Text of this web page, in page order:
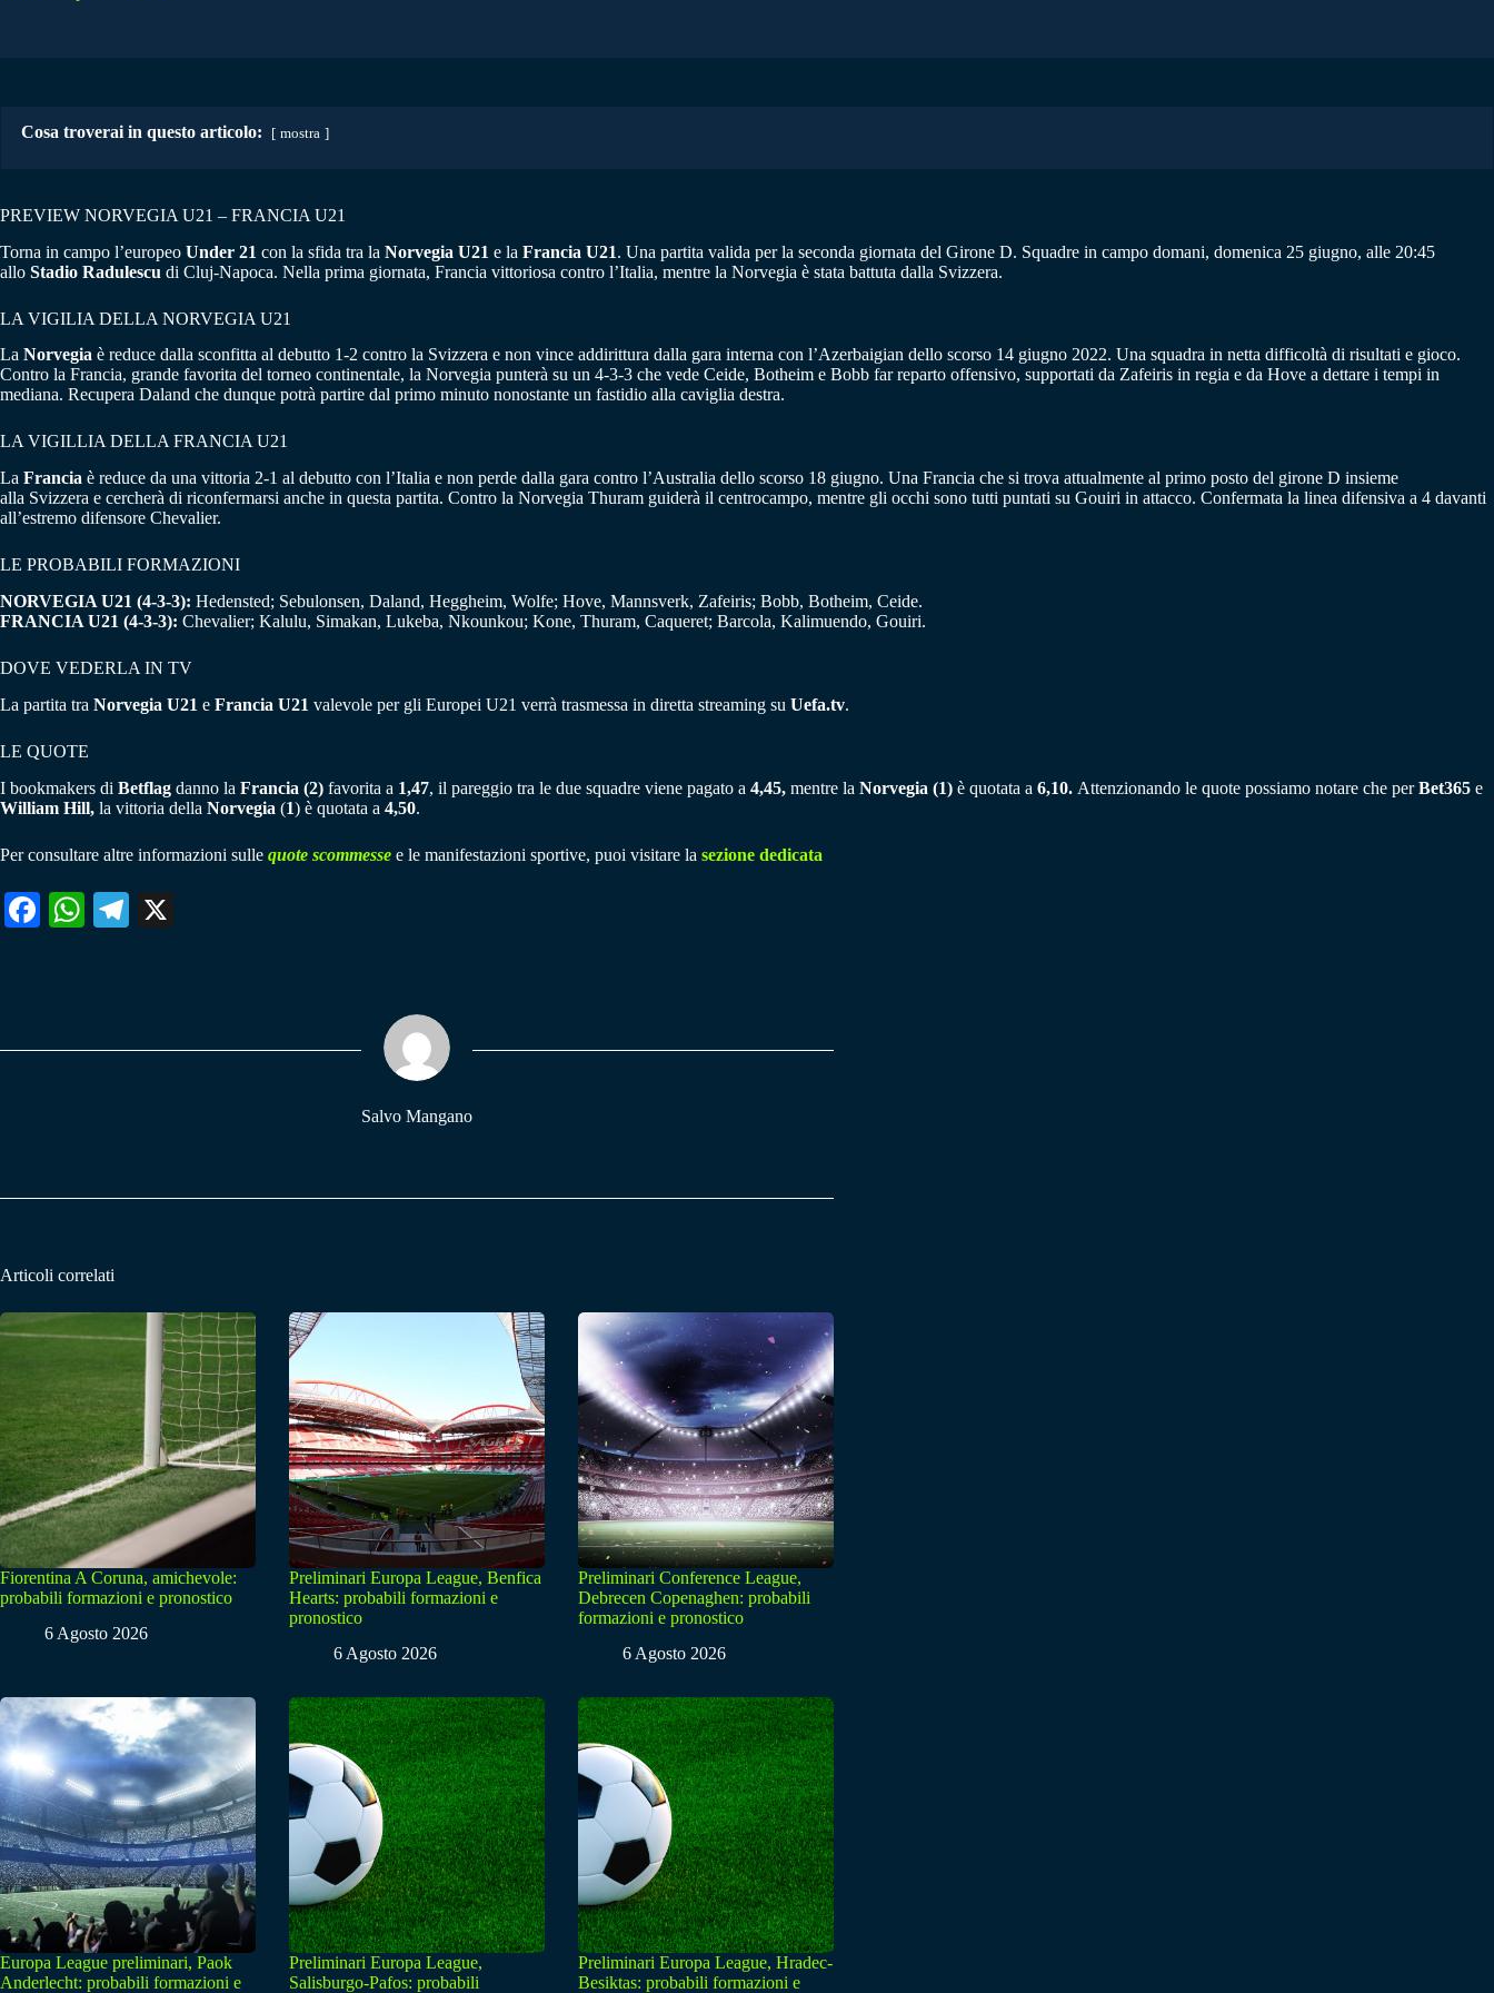
Cosa troverai in questo articolo: mostra
PREVIEW NORVEGIA U21 – FRANCIA U21
Torna in campo l’europeo Under 21 con la sfida tra la Norvegia U21 e la Francia U21. Una partita valida per la seconda giornata del Girone D. Squadre in campo domani, domenica 25 giugno, alle 20:45
allo Stadio Radulescu di Cluj-Napoca. Nella prima giornata, Francia vittoriosa contro l’Italia, mentre la Norvegia è stata battuta dalla Svizzera.
LA VIGILIA DELLA NORVEGIA U21
La Norvegia è reduce dalla sconfitta al debutto 1-2 contro la Svizzera e non vince addirittura dalla gara interna con l’Azerbaigian dello scorso 14 giugno 2022. Una squadra in netta difficoltà di risultati e gioco.
Contro la Francia, grande favorita del torneo continentale, la Norvegia punterà su un 4-3-3 che vede Ceide, Botheim e Bobb far reparto offensivo, supportati da Zafeiris in regia e da Hove a dettare i tempi in
mediana. Recupera Daland che dunque potrà partire dal primo minuto nonostante un fastidio alla caviglia destra.
LA VIGILLIA DELLA FRANCIA U21
La Francia è reduce da una vittoria 2-1 al debutto con l’Italia e non perde dalla gara contro l’Australia dello scorso 18 giugno. Una Francia che si trova attualmente al primo posto del girone D insieme
alla Svizzera e cercherà di riconfermarsi anche in questa partita. Contro la Norvegia Thuram guiderà il centrocampo, mentre gli occhi sono tutti puntati su Gouiri in attacco. Confermata la linea difensiva a 4 davanti
all’estremo difensore Chevalier.
LE PROBABILI FORMAZIONI
NORVEGIA U21 (4-3-3): Hedensted; Sebulonsen, Daland, Heggheim, Wolfe; Hove, Mannsverk, Zafeiris; Bobb, Botheim, Ceide.
FRANCIA U21 (4-3-3): Chevalier; Kalulu, Simakan, Lukeba, Nkounkou; Kone, Thuram, Caqueret; Barcola, Kalimuendo, Gouiri.
DOVE VEDERLA IN TV
La partita tra Norvegia U21 e Francia U21 valevole per gli Europei U21 verrà trasmessa in diretta streaming su Uefa.tv.
LE QUOTE
I bookmakers di Betflag danno la Francia (2) favorita a 1,47, il pareggio tra le due squadre viene pagato a 4,45, mentre la Norvegia (1) è quotata a 6,10. Attenzionando le quote possiamo notare che perBet365 e
William Hill, la vittoria della Norvegia (1) è quotata a 4,50.
Per consultare altre informazioni sulle quote scommesse e le manifestazioni sportive, puoi visitare la sezione dedicata
Fa W
pp
Te
m
Salvo Mangano
Articoli correlati
Fiorentina A Coruna, amichevole:
probabili formazioni e pronostico
6 Agosto 2026
Preliminari Europa League, Benfica
Hearts: probabili formazioni e
pronostico
6 Agosto 2026
Preliminari Conference League,
Debrecen Copenaghen: probabili
formazioni e pronostico
6 Agosto 2026
Europa League preliminari, Paok
Anderlecht: probabili formazioni e
Preliminari Europa League,
Salisburgo-Pafos: probabili
Preliminari Europa League, Hradec-
Besiktas: probabili formazioni e